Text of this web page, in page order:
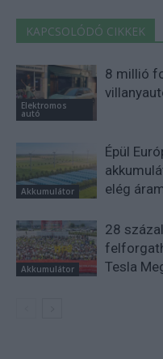
KAPCSOLÓDÓ CIKKEK
Elektromos
autó
8 millió
Akkumulátor
Épül
elég
Akkumulátor
28
Tesla